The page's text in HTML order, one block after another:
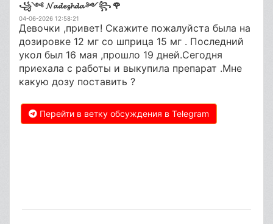
꧁༺ 𝓝𝓪𝓭𝓮𝔃𝓱𝓭𝓪 ༻꧂ 🌹
04-06-2026 12:58:21
Девочки ,привет! Скажите пожалуйста была на
дозировке 12 мг со шприца 15 мг . Последний
укол был 16 мая ,прошло 19 дней.Сегодня
приехала с работы и выкупила препарат .Мне
какую дозу поставить ?
Перейти в ветку обсуждения в Telegram